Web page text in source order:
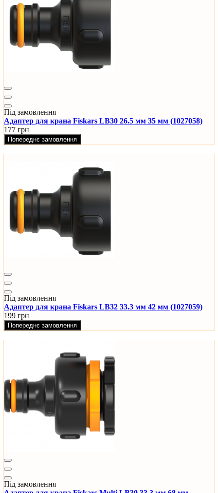
Під замовлення
Адаптер для крана Fiskars LB30 26.5 мм 35 мм (1027058)
177 грн
Попереднє замовлення
Під замовлення
Адаптер для крана Fiskars LB32 33.3 мм 42 мм (1027059)
199 грн
Попереднє замовлення
Під замовлення